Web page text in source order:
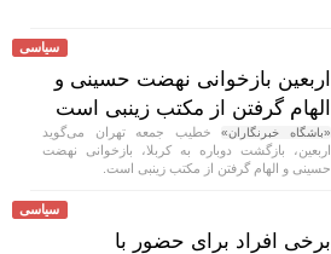
سیاسی
اربعین بازخوانی نهضت حسینی و
الهام گرفتن از مکتب زینبی است
«باشگاه خبرنگاران»خطیب جمعه تهران می‌گوید
اربعین، بازگشت دوباره به کربلا، بازخوانی نهضت
حسینی و الهام گرفتن از مکتب زینبی است.
سیاسی
برخی افراد برای حضور با